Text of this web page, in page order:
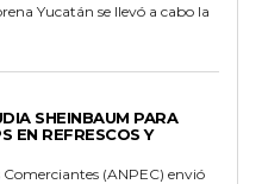
Yucatán se llevó a cabo la
SHEINBAUM PARA
EN REFRESCOS Y
(ANPEC) envió